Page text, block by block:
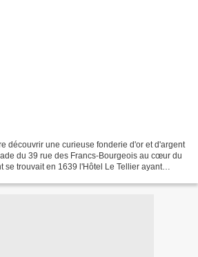
découvrir une curieuse fonderie d'or et d'argent
du 39 rue des Francs-Bourgeois au cœur du
se trouvait en 1639 l'Hôtel Le Tellier ayant